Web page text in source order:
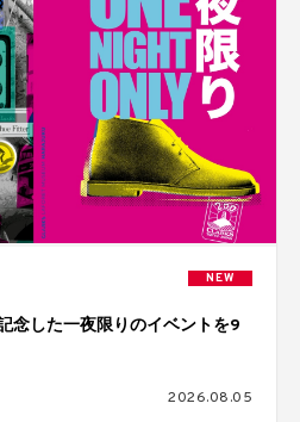
NEW
念した一夜限りのイベントを9
2026.08.05